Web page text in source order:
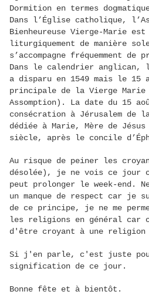
Dormition en termes
Dans l’Église catholique,
Bienheureuse Vierge-Marie
liturgiquement de manière
s’accompagne fréquemment
Dans le calendrier anglican,
a disparu en 1549 mais le
principale de la Vierge Marie
Assomption). La date du 15
consécration à Jérusalem de
dédiée à Marie, Mère de
siècle, après le concile
Au risque de peiner les
désolée), je ne vois ce jour
peut prolonger le week-end.
un manque de respect car je
de ce principe, je ne me
les religions en général car
d'être croyant à une religion
Si j'en parle, c'est juste
signification de ce jour.
Bonne fête et à bientôt.